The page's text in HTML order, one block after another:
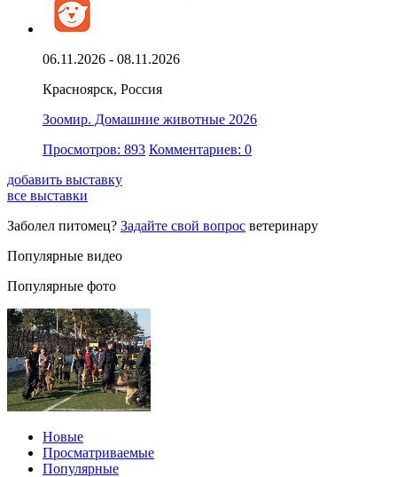
06.11.2026 - 08.11.2026
Красноярск, Россия
Зоомир. Домашние животные 2026
Просмотров: 893 Комментариев: 0
добавить выставку
все выставки
Заболел питомец? Задайте свой вопрос ветеринару
Популярные видео
Популярные фото
Новые
Просматриваемые
Популярные